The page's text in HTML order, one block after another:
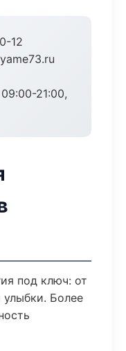
12
21:00,
под ключ: от
улыбки. Более